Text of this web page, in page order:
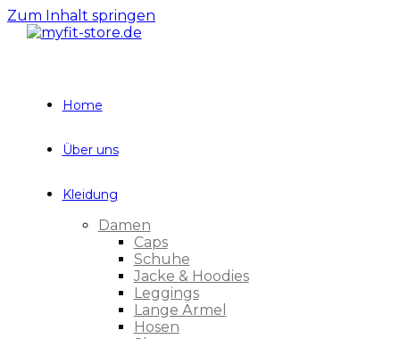
Zum Inhalt springen
Home
Über uns
Kleidung
Damen
Caps
Schuhe
Jacke & Hoodies
Leggings
Lange Ärmel
Hosen